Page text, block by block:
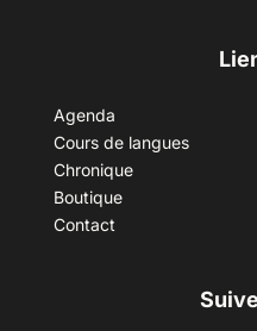
Agenda
Cours de langues
Chronique
Boutique
Contact